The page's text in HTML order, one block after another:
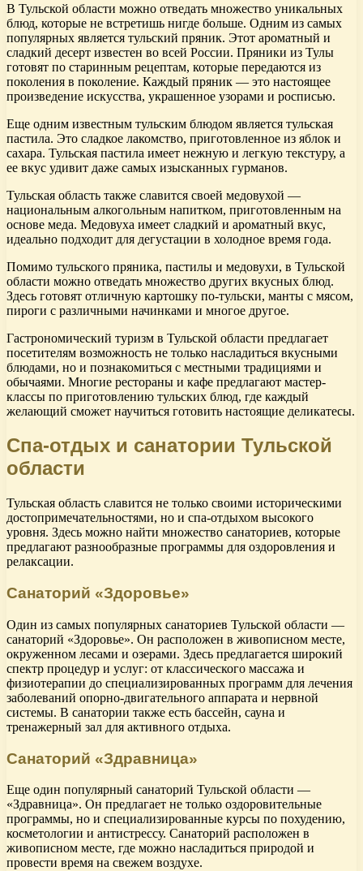
В Тульской области можно отведать множество уникальных
блюд, которые не встретишь нигде больше. Одним из самых
популярных является тульский пряник. Этот ароматный и
сладкий десерт известен во всей России. Пряники из Тулы
готовят по старинным рецептам, которые передаются из
поколения в поколение. Каждый пряник — это настоящее
произведение искусства, украшенное узорами и росписью.
Еще одним известным тульским блюдом является тульская
пастила. Это сладкое лакомство, приготовленное из яблок и
сахара. Тульская пастила имеет нежную и легкую текстуру, а
ее вкус удивит даже самых изысканных гурманов.
Тульская область также славится своей медовухой —
национальным алкогольным напитком, приготовленным на
основе меда. Медовуха имеет сладкий и ароматный вкус,
идеально подходит для дегустации в холодное время года.
Помимо тульского пряника, пастилы и медовухи, в Тульской
области можно отведать множество других вкусных блюд.
Здесь готовят отличную картошку по-тульски, манты с мясом,
пироги с различными начинками и многое другое.
Гастрономический туризм в Тульской области предлагает
посетителям возможность не только насладиться вкусными
блюдами, но и познакомиться с местными традициями и
обычаями. Многие рестораны и кафе предлагают мастер-
классы по приготовлению тульских блюд, где каждый
желающий сможет научиться готовить настоящие деликатесы.
Спа-отдых и санатории Тульской
области
Тульская область славится не только своими историческими
достопримечательностями, но и спа-отдыхом высокого
уровня. Здесь можно найти множество санаториев, которые
предлагают разнообразные программы для оздоровления и
релаксации.
Санаторий «Здоровье»
Один из самых популярных санаториев Тульской области —
санаторий «Здоровье». Он расположен в живописном месте,
окруженном лесами и озерами. Здесь предлагается широкий
спектр процедур и услуг: от классического массажа и
физиотерапии до специализированных программ для лечения
заболеваний опорно-двигательного аппарата и нервной
системы. В санатории также есть бассейн, сауна и
тренажерный зал для активного отдыха.
Санаторий «Здравница»
Еще один популярный санаторий Тульской области —
«Здравница». Он предлагает не только оздоровительные
программы, но и специализированные курсы по похудению,
косметологии и антистрессу. Санаторий расположен в
живописном месте, где можно насладиться природой и
провести время на свежем воздухе.